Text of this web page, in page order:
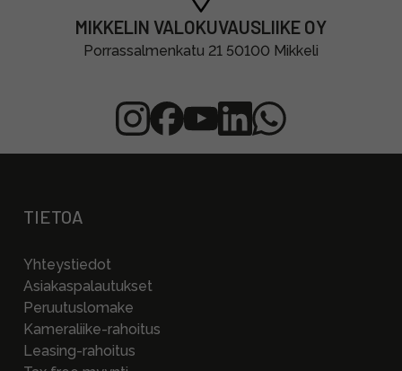
MIKKELIN VALOKUVAUSLIIKE OY
Porrassalmenkatu 21 50100 Mikkeli
TIETOA
Yhteystiedot
Asiakaspalautukset
Peruutuslomake
Kameraliike-rahoitus
Leasing-rahoitus